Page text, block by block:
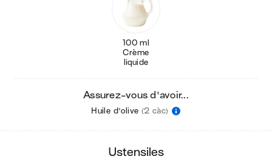
100 ml
Crème
liquide
Assurez-vous d'avoir...
Huile d'olive (2 càc)
ustensiles